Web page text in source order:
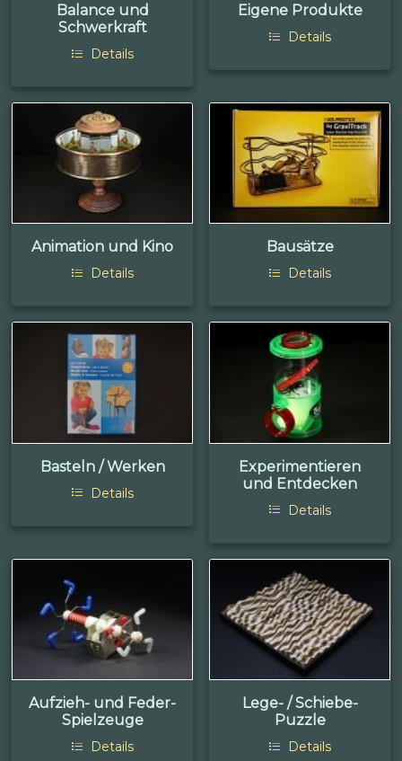
Balance und
Schwerkraft
Details
Eigene Produkte
Details
Animation und Kino
Details
Bausätze
Details
Basteln / Werken
Details
Experimentieren
und Entdecken
Details
Aufzieh- und Feder-
Spielzeuge
Details
Lege- / Schiebe-
Puzzle
Details